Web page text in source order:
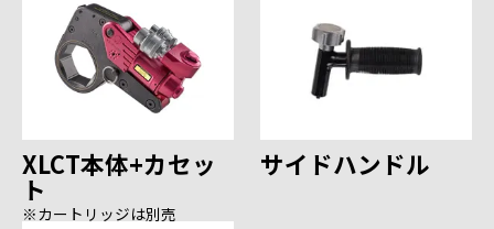
XLCT本体+カセッ
ト
※カートリッジは別売
サイドハンドル